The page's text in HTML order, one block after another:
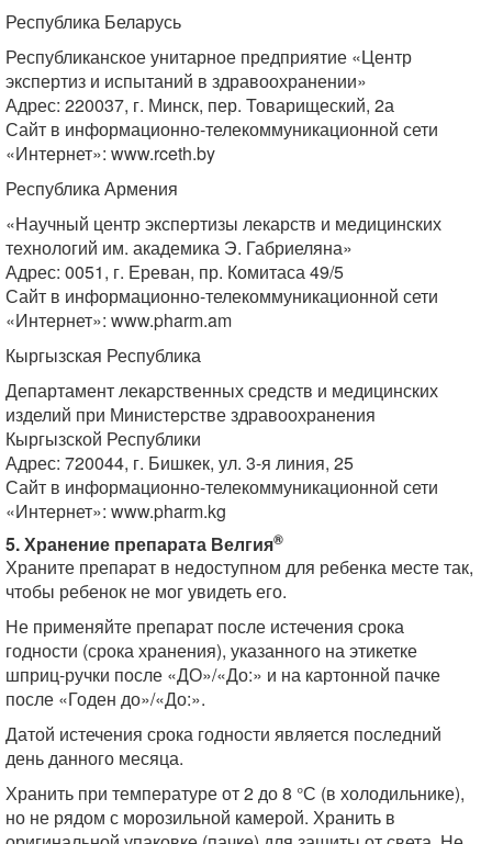
Республика Беларусь
Республиканское унитарное предприятие «Центр
экспертиз и испытаний в здравоохранении»
Адрес: 220037, г. Минск, пер. Товарищеский, 2а
Сайт в информационно-телекоммуникационной сети
«Интернет»: www.rceth.by
Республика Армения
«Научный центр экспертизы лекарств и медицинских
технологий им. академика Э. Габриеляна»
Адрес: 0051, г. Ереван, пр. Комитаса 49/5
Сайт в информационно-телекоммуникационной сети
«Интернет»: www.pharm.am
Кыргызская Республика
Департамент лекарственных средств и медицинских
изделий при Министерстве здравоохранения
Кыргызской Республики
Адрес: 720044, г. Бишкек, ул. 3-я линия, 25
Сайт в информационно-телекоммуникационной сети
«Интернет»: www.pharm.kg
5. Хранение препарата Велгия®
Храните препарат в недоступном для ребенка месте так,
чтобы ребенок не мог увидеть его.
Не применяйте препарат после истечения срока
годности (срока хранения), указанного на этикетке
шприц-ручки после «ДО»/«До:» и на картонной пачке
после «Годен до»/«До:».
Датой истечения срока годности является последний
день данного месяца.
Хранить при температуре от 2 до 8 °С (в холодильнике),
но не рядом с морозильной камерой. Хранить в